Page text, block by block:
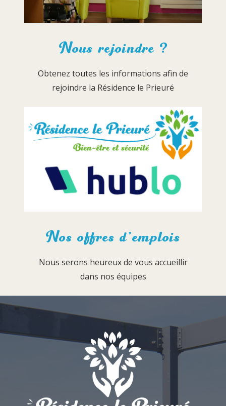
Nous rejoindre ?
Obtenez toutes les informations afin de
rejoindre la Résidence le Prieuré
Nos offres d’emplois
Nous serons heureux de vous accueillir
dans nos équipes